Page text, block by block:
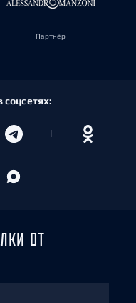
Партнёр
ОТ